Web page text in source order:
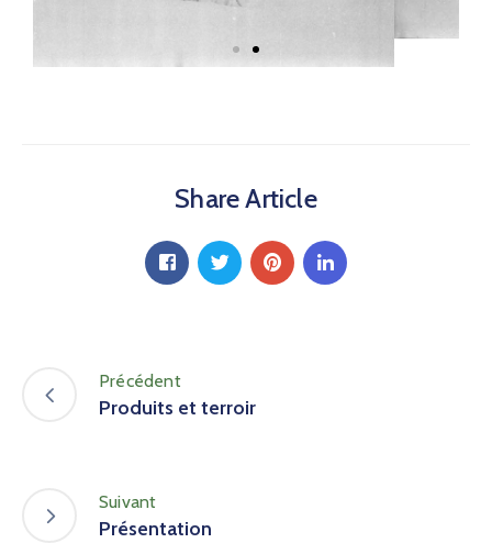
Share Article
Précédent
Produits et terroir
Suivant
Présentation